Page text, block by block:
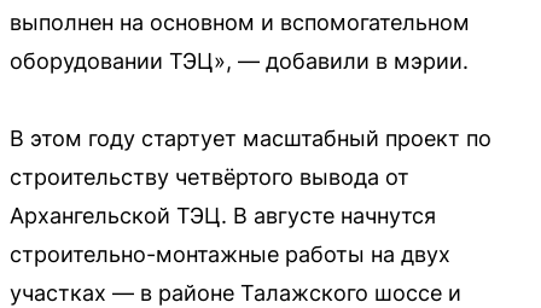
выполнен на основном и вспомогательном
оборудовании ТЭЦ», — добавили в мэрии.
В этом году стартует масштабный проект по
строительству четвёртого вывода от
Архангельской ТЭЦ. В августе начнутся
строительно-монтажные работы на двух
участках — в районе Талажского шоссе и